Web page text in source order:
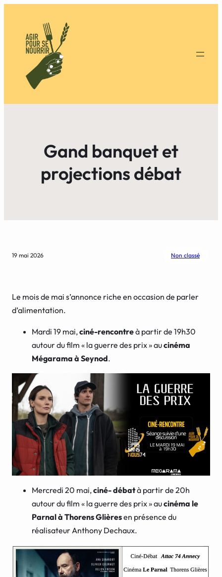
Gand banquet et
projections débat
19 mai 2026 Non classé
Le mois de mai s’annonce riche en occasion de parler
d’alimentation.
Mardi 19 mai,ciné-rencontreà partir de 19h30
autour du film « la guerre des prix » aucinéma
Mégarama à Seynod.
Mercredi 20 mai,ciné- débatà partir de 20h
autour du film « la guerre des prix » aucinéma le
Parnal à Thorens Glièresen présence du
réalisateur Anthony Dechaux.